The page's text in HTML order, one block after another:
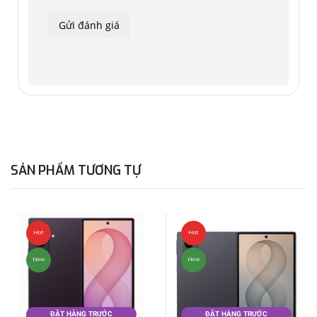
Snapdragon 8 Gen 3. Dung lượng RAM tăng từ 8 lên 12 GB
Kích thước khi mở là 165,1 x 71,9 x 6,9 mm và 85,1 x 71,9 x
15,1 mm khi gập, trọng lượng 187 gram không thay đổi so với
SẢN PHẨM TƯƠNG TỰ
Hot
New
ĐẶT HÀNG TRƯỚC
Hot
New
ĐẶT HÀNG TRƯỚC